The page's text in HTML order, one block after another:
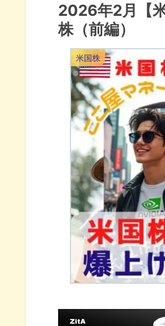
2026年2月【
株（前編）
米国株